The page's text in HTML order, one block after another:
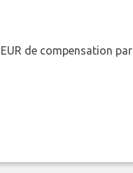
de compensation par